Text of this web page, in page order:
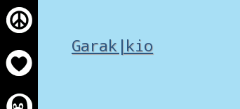
Skip
to
content
Garak|kio